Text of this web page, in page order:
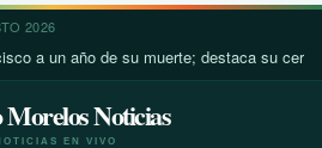
2026
un año de su muerte; destaca su cercanía
Noticias
EN VIVO